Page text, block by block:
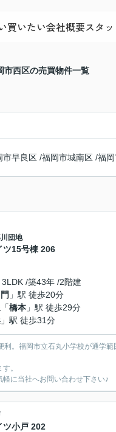
買いたい会社概要スタ
市西区の売買物件一覧
市早良区 /福岡市城南区 /福
団地
ツ15号棟 206
/築43年 /2階建
」駅 徒歩20分
「橋本 」駅 徒歩29分
」駅 徒歩31分
。福岡市立石丸小学校が通学範
。
に当社へお問い合わせ下さい♪
ツ小戸 202